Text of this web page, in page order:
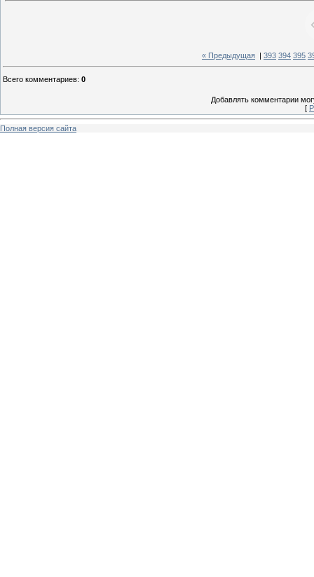
« Предыдущая 393 394 395
Всего комментариев: 0
Добавлять комментарии
[
Полная версия сайта